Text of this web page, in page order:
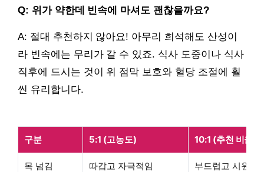
Q: 위가 약한데 빈속에 마셔도 괜찮을까요?
A: 절대 추천하지 않아요! 아무리 희석해도 산성이
라 빈속에는 무리가 갈 수 있죠. 식사 도중이나 식사
직후에 드시는 것이 위 점막 보호와 혈당 조절에 훨
씬 유리합니다.
구분 5:1 (고농도) 10:1 (추천 비율)
목 넘김 따갑고 자극적임 부드럽고 시원함